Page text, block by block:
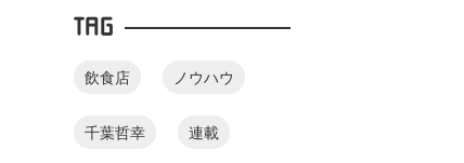
TAG
飲食店 ノウハウ
千葉哲幸 連載